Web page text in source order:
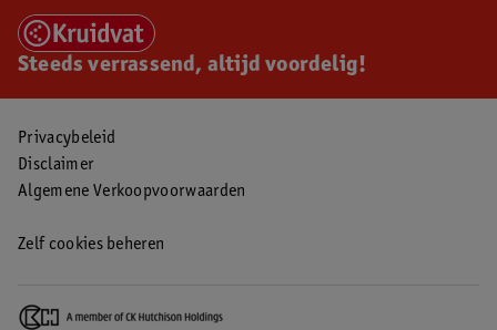
Steeds verrassend, altijd voordelig!
Privacybeleid
Disclaimer
Algemene Verkoopvoorwaarden
Zelf cookies beheren